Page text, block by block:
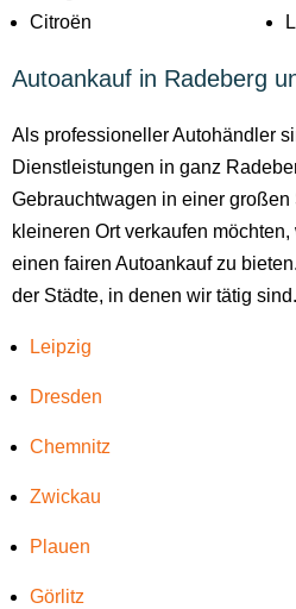
Citroën
Autoankauf in Radeberg
Als professioneller Autohändler
Dienstleistungen in ganz
Gebrauchtwagen in einer großen
kleineren Ort verkaufen
einen fairen Autoankauf zu
der Städte, in denen wir tätig sind.
Leipzig
Dresden
Chemnitz
Zwickau
Plauen
Görlitz